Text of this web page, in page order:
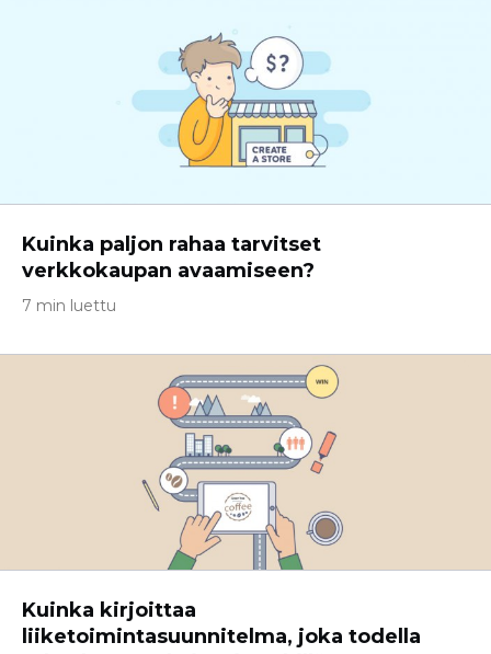
Kuinka paljon rahaa tarvitset
verkkokaupan avaamiseen?
7 min luettu
Kuinka kirjoittaa
liiketoimintasuunnitelma, joka todella